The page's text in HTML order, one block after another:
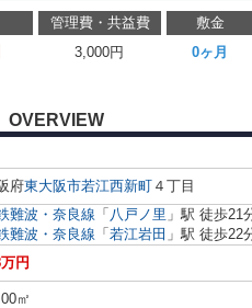
管理費・共益費 敷金
3,000円 0ヶ月
OVERVIEW
府東大阪市若江西新町 ４丁目
難波・奈良線 「 八戸ノ里 」駅 徒歩21
難波・奈良線 「 若江岩田 」駅 徒歩22
円
㎡